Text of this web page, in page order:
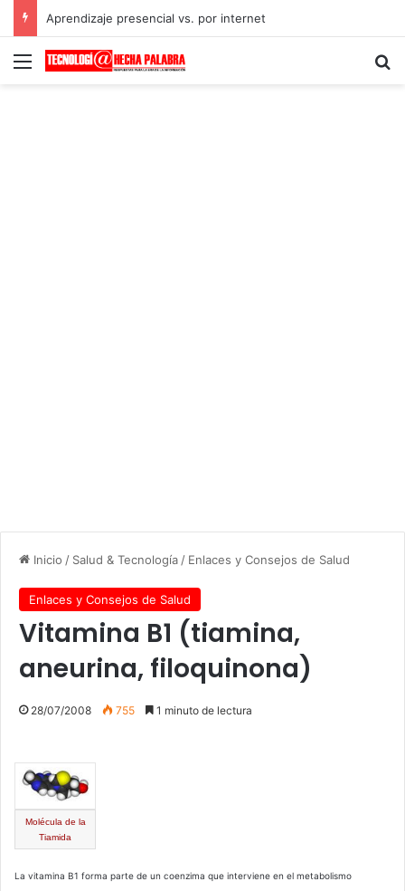
Aprendizaje presencial vs. por internet
Menú
Inicio / Salud & Tecnología / Enlaces y Consejos de Salud
Enlaces y Consejos de Salud
Vitamina B1 (tiamina,
aneurina, filoquinona)
28/07/2008 755 1 minuto de lectura
Molécula de la
Tiamida
La vitamina B1 forma parte de un coenzima que interviene en el metabolismo